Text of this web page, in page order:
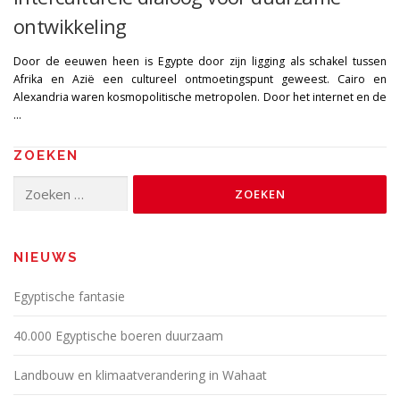
ontwikkeling
Door de eeuwen heen is Egypte door zijn ligging als schakel tussen
Afrika en Azië een cultureel ontmoetingspunt geweest. Cairo en
Alexandria waren kosmopolitische metropolen. Door het internet en de
…
ZOEKEN
naar:
NIEUWS
Egyptische fantasie
40.000 Egyptische boeren duurzaam
Landbouw en klimaatverandering in Wahaat